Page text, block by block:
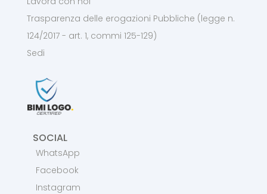
Trasparenza delle erogazioni Pubbliche (legge n.
124/2017 - art. 1, commi 125-129)
Sedi
SOCIAL
WhatsApp
Facebook
Instagram